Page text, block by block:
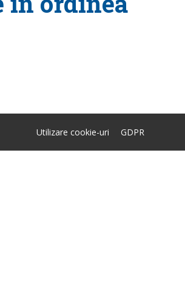
Utilizare cookie-uri GDPR